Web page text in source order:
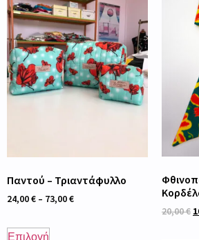
Παντού – Τριαντάφυλλο
24,00€ – 73,00€
Επιλογή
20,00€